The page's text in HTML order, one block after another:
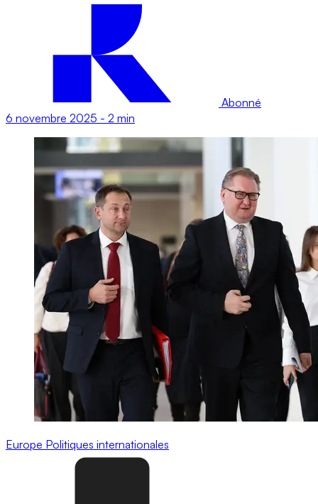
Abonné
6 novembre 2025 - 2 min
Europe Politiques internationales